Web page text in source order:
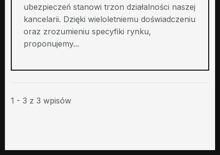
ubezpieczeń stanowi trzon działalności naszej
kancelarii. Dzięki wieloletniemu doświadczeniu
oraz zrozumieniu specyfiki rynku,
proponujemy...
1 - 3 z 3 wpisów